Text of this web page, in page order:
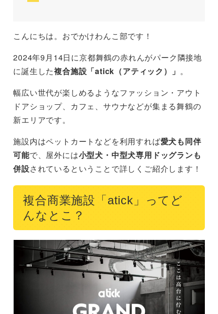
こんにちは。おでかけわんこ部です！
2024年9月14日に京都舞鶴の赤れんがパーク隣接地
に誕生した複合施設「atick（アティック）」 。
幅広い世代が楽しめるようなファッション・アウト
ドアショップ、カフェ、サウナなどが集まる舞鶴の
新エリアです。
施設内はペットカートなどを利用すれば愛犬も同伴
可能で、屋外には小型犬・中型犬専用ドッグランも
併設されているということで詳しくご紹介します！
複合商業施設「atick」ってど
んなとこ？